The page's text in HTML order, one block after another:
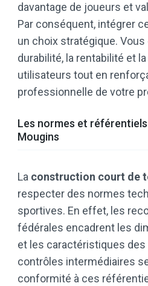
davantage de joueurs et
Par conséquent, intégrer
un choix stratégique.
durabilité, la rentabilité et
utilisateurs tout en
professionnelle de votre
Les normes et
Mougins
La construction court de
respecter des normes
sportives. En effet, les
fédérales encadrent les
et les caractéristiques
contrôles intermédiaires
conformité à ces